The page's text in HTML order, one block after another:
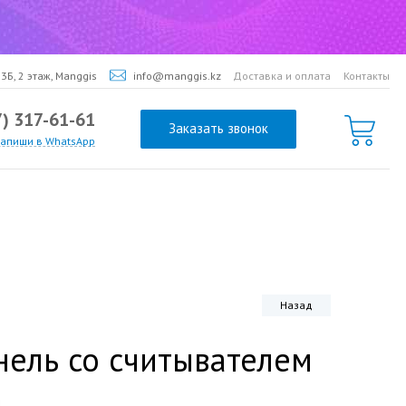
2 этаж, Manggis info@manggis.kz Доставка и оплата Контакты
317-61-61
в WhatsApp
Заказать звонок
Назад
со считывателем